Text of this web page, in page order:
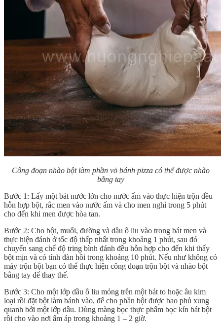
Công đoạn nhào bột làm phần vỏ bánh pizza có thể được nhào
bằng tay
Bước 1: Lấy một bát nước lớn cho nước ấm vào thực hiện trộn đều
hỗn hợp bột, rắc men vào nước ấm và cho men nghỉ trong 5 phút
cho đến khi men được hòa tan.
Bước 2: Cho bột, muối, đường và dầu ô liu vào trong bát men và
thực hiện đánh ở tốc độ thấp nhất trong khoảng 1 phút, sau đó
chuyển sang chế độ tring bình đánh đều hỗn hợp cho đến khi thấy
bột mịn và có tính đàn hồi trong khoảng 10 phút. Nếu như không có
máy trộn bột bạn có thể thực hiện công đoạn trộn bột và nhào bột
bằng tay để thay thế.
Bước 3: Cho một lớp dầu ô liu mỏng trên một bát to hoặc âu kim
loại rồi đặt bột làm bánh vào, để cho phần bột được bao phủ xung
quanh bởi một lớp dầu. Dùng màng bọc thực phẩm bọc kín bát bột
rồi cho vào nơi ấm áp trong khoảng 1 – 2 giờ.